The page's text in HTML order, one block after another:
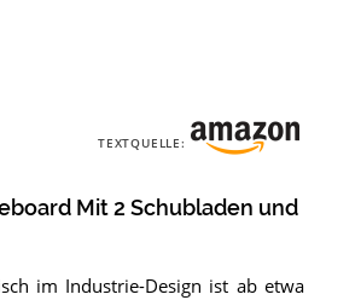
TEXTQUELLE:
Mit 2 Schubladen und
im Industrie-Design ist ab etwa